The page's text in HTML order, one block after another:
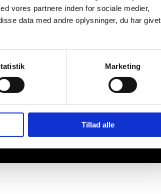
vores partnere inden for sociale medier,
data med andre oplysninger, du har givet
Marketing
Tillad alle